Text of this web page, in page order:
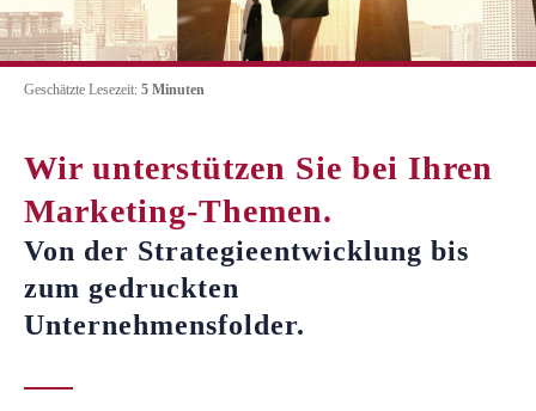
Geschätzte Lesezeit: 5 Minuten
Wir unterstützen Sie bei Ihren
Marketing-Themen.
Von der Strategieentwicklung bis
zum gedruckten
Unternehmensfolder.